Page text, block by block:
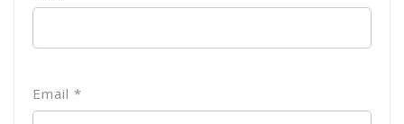
Email *